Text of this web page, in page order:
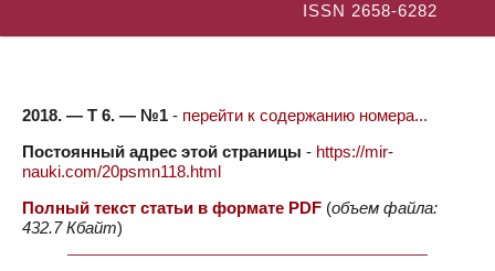
ISSN 2658-6282
2018. — Т 6. — №1 - перейти к содержанию номера...
Постоянный адрес этой страницы - https://mir-
nauki.com/20psmn118.html
Полный текст статьи в формате PDF (объем файла:
432.7 Кбайт)